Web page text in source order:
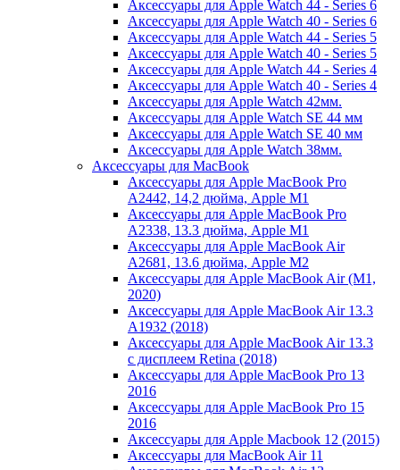
Аксессуары для Apple Watch 44 - Series 6
Аксессуары для Apple Watch 40 - Series 6
Аксессуары для Apple Watch 44 - Series 5
Аксессуары для Apple Watch 40 - Series 5
Аксессуары для Apple Watch 44 - Series 4
Аксессуары для Apple Watch 40 - Series 4
Аксессуары для Apple Watch 42мм.
Аксессуары для Apple Watch SE 44 мм
Аксессуары для Apple Watch SE 40 мм
Аксессуары для Apple Watch 38мм.
Аксессуары для MacBook
Аксессуары для Apple MacBook Pro
A2442, 14,2 дюйма, Apple M1
Аксессуары для Apple MacBook Pro
A2338, 13.3 дюйма, Apple M1
Аксессуары для Apple MacBook Air
A2681, 13.6 дюйма, Apple M2
Аксессуары для Apple MacBook Air (M1,
2020)
Аксессуары для Apple MacBook Air 13.3
A1932 (2018)
Аксессуары для Apple MacBook Air 13.3
с дисплеем Retina (2018)
Аксессуары для Apple MacBook Pro 13
2016
Аксессуары для Apple MacBook Pro 15
2016
Аксессуары для Apple Macbook 12 (2015)
Аксессуары для MacBook Air 11